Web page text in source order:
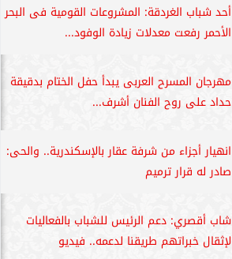
أحد شباب الغردقة: المشروعات القومية فى البحر
الأحمر رفعت معدلات زيادة الوفود...
مهرجان المسرح العربى يبدأ حفل الختام بدقيقة
حداد على روح الفنان أشرف...
انهيار أجزاء من شرفة عقار بالإسكندرية.. والحى:
صادر له قرار ترميم
شاب أقصري: دعم الرئيس للشباب بالفعاليات
لإثقال خبراتهم طريقنا لدعمه.. فيديو